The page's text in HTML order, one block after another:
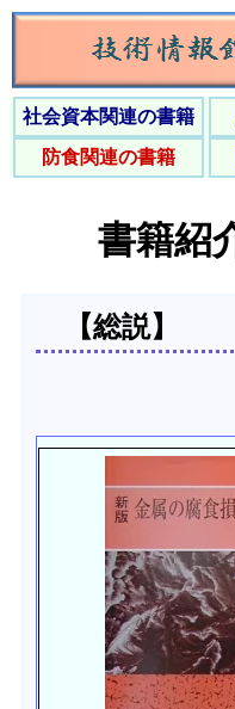
社会資本関連の書籍
防食関連の書籍
書籍紹
【総説】